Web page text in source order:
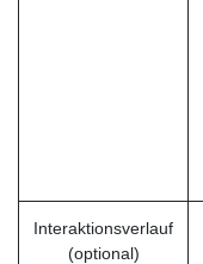
Interaktionsverlauf
(optional)